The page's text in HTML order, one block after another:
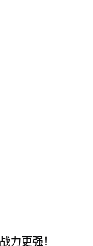
力更强！